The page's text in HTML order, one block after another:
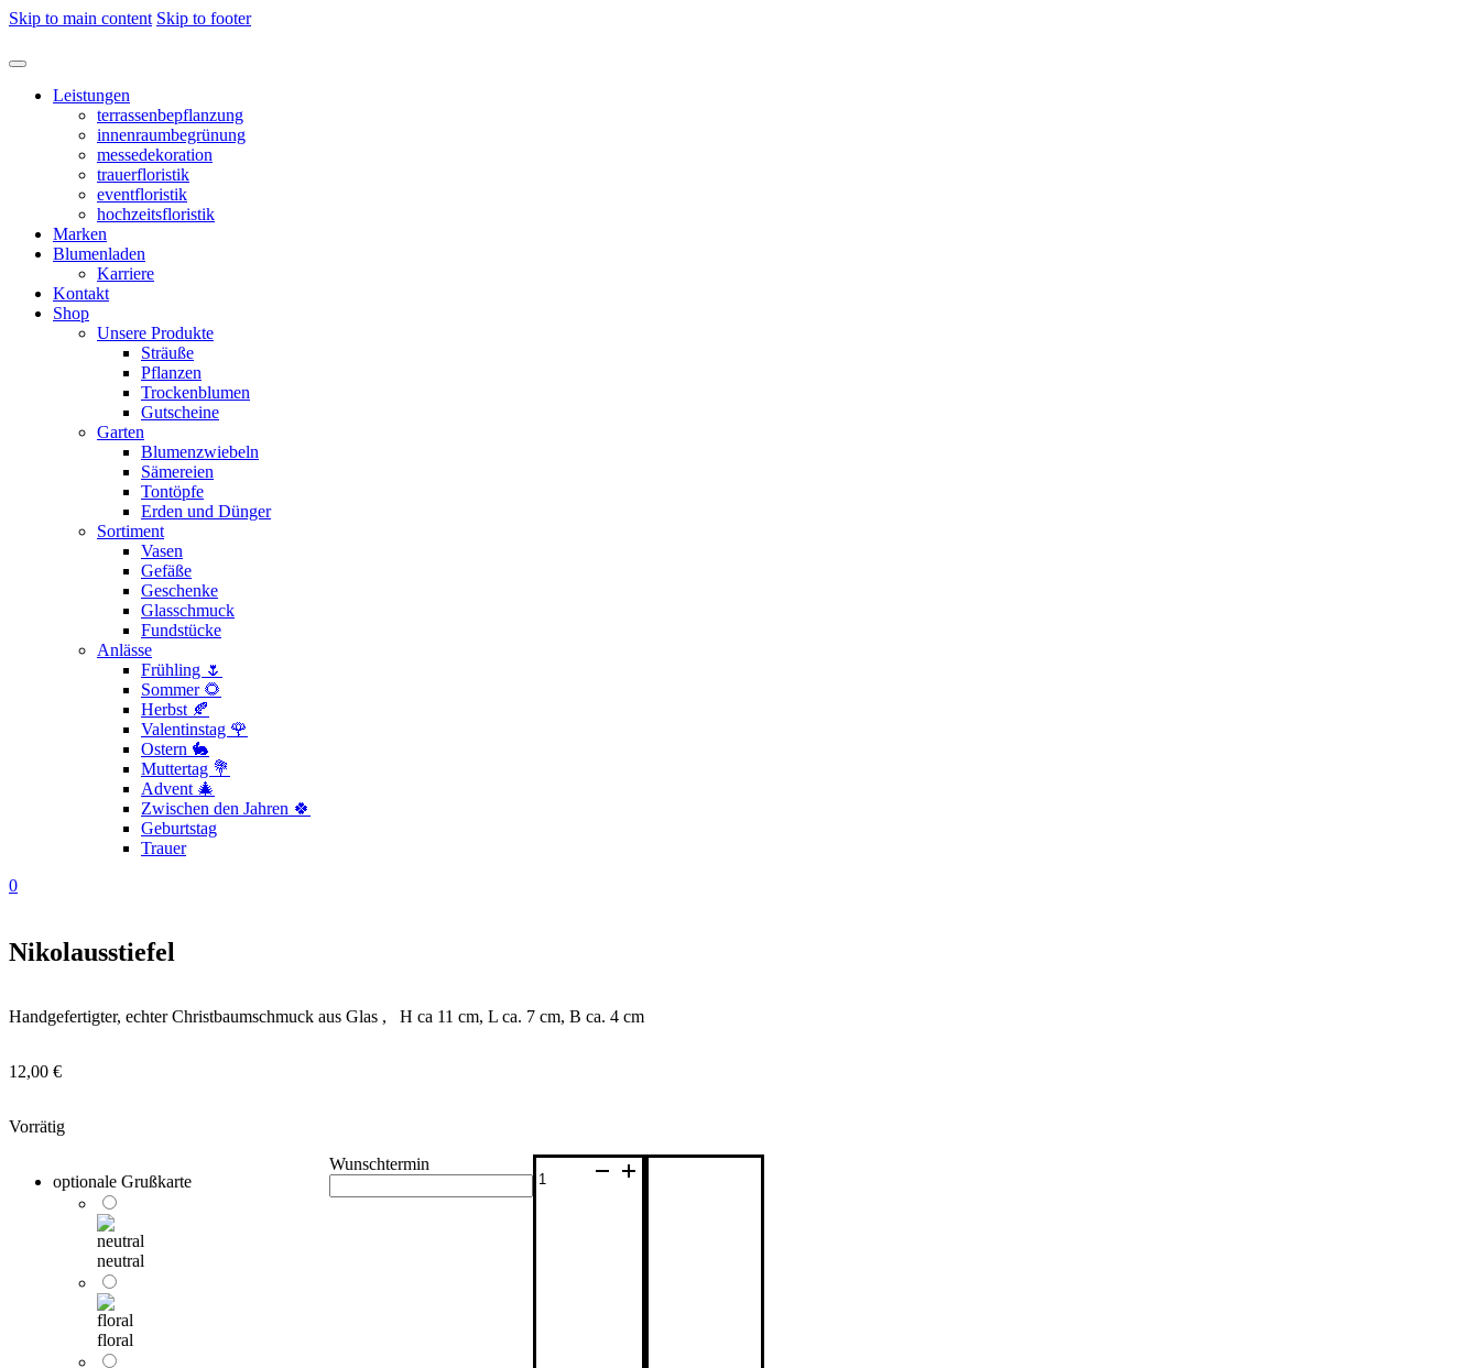
Skip to main content Skip to footer
Leistungen
terrassenbepflanzung
innenraumbegrünung
messedekoration
trauerfloristik
eventfloristik
hochzeitsfloristik
Marken
Blumenladen
Karriere
Kontakt
Shop
Unsere Produkte
Sträuße
Pflanzen
Trockenblumen
Gutscheine
Garten
Blumenzwiebeln
Sämereien
Tontöpfe
Erden und Dünger
Sortiment
Vasen
Gefäße
Geschenke
Glasschmuck
Fundstücke
Anlässe
Frühling 🌷
Sommer 🌻
Herbst 🍂
Valentinstag 🌹
Ostern 🐇
Muttertag 💐
Advent 🎄
Zwischen den Jahren 🍀
Geburtstag
Trauer
0
Nikolausstiefel
Handgefertigter, echter Christbaumschmuck aus Glas , H ca 11 cm, L ca. 7 cm, B ca. 4 cm
12,00 €
Vorrätig
optionale Grußkarte
neutral
floral
Wunschtermin
Nikolausstiefel
Menge